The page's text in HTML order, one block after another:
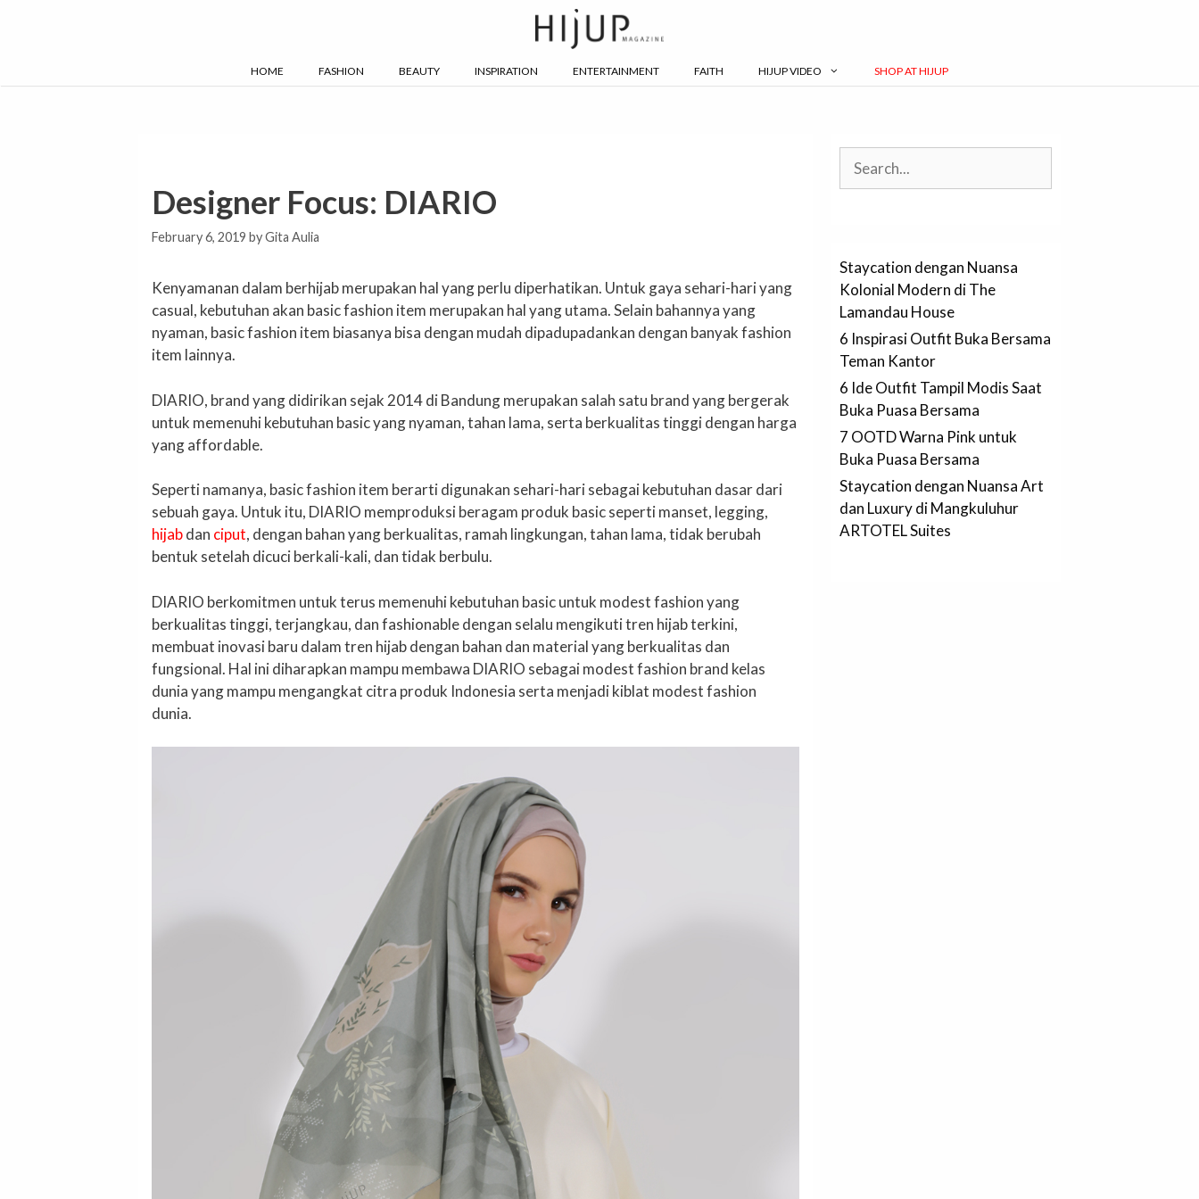
HOME FASHION BEAUTY INSPIRATION ENTERTAINMENT FAITH HIJUP VIDEO SHOP AT HIJUP
Designer Focus: DIARIO
February 6, 2019 byGita Aulia
Kenyamanan dalam berhijab merupakan hal yang perlu diperhatikan. Untuk gaya sehari-hari yang
casual, kebutuhan akan basic fashion item merupakan hal yang utama. Selain bahannya yang
nyaman, basic fashion item biasanya bisa dengan mudah dipadupadankan dengan banyak fashion
item lainnya.
DIARIO, brand yang didirikan sejak 2014 di Bandung merupakan salah satu brand yang bergerak
untuk memenuhi kebutuhan basic yang nyaman, tahan lama, serta berkualitas tinggi dengan harga
yang affordable.
Seperti namanya, basic fashion item berarti digunakan sehari-hari sebagai kebutuhan dasar dari
sebuah gaya. Untuk itu, DIARIO memproduksi beragam produk basic seperti manset, legging,
hijabdan ciput, dengan bahan yang berkualitas, ramah lingkungan, tahan lama, tidak berubah
bentuk setelah dicuci berkali-kali, dan tidak berbulu.
DIARIO berkomitmen untuk terus memenuhi kebutuhan basic untuk modest fashion yang
berkualitas tinggi, terjangkau, dan fashionable dengan selalu mengikuti tren hijab terkini,
membuat inovasi baru dalam tren hijab dengan bahan dan material yang berkualitas dan
fungsional. Hal ini diharapkan mampu membawa DIARIO sebagai modest fashion brand kelas
dunia yang mampu mengangkat citra produk Indonesia serta menjadi kiblat modest fashion
dunia.
Staycation dengan Nuansa
Kolonial Modern di The
Lamandau House
6 Inspirasi Outfit Buka Bersama
Teman Kantor
6 Ide Outfit Tampil Modis Saat
Buka Puasa Bersama
7 OOTD Warna Pink untuk
Buka Puasa Bersama
Staycation dengan Nuansa Art
dan Luxury di Mangkuluhur
ARTOTEL Suites